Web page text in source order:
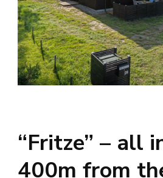
“Fritze” – all
400m from